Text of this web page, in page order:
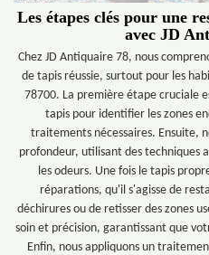
Les étapes clés pour une
avec JD
Chez JD Antiquaire 78, nous
de tapis réussie, surtout pour les
78700. La première étape cruciale
tapis pour identifier les zones
traitements nécessaires. Ensuite,
profondeur, utilisant des techniques
les odeurs. Une fois le tapis
réparations, qu'il s'agisse de
déchirures ou de retisser des zones
soin et précision, garantissant que
Enfin, nous appliquons un